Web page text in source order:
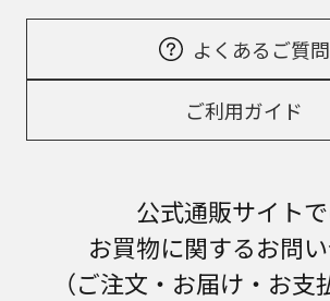
よくあるご質問
ご利用ガイド
公式通販サイト
お買物に関するお問
（ご注文・お届け・お支